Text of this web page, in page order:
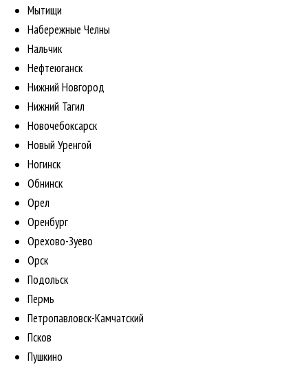
Мытищи
Набережные Челны
Нальчик
Нефтеюганск
Нижний Новгород
Нижний Тагил
Новочебоксарск
Новый Уренгой
Ногинск
Обнинск
Орел
Оренбург
Орехово-Зуево
Орск
Подольск
Пермь
Петропавловск-Камчатский
Псков
Пушкино